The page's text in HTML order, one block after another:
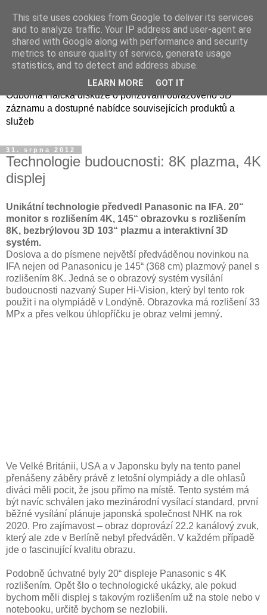
3D foto a video
Odborná i laická diskuze o pořizování obrazového 3D
záznamu a dostupné nabídce souvisejících produktů a
služeb
31. srpna 2012
Technologie budoucnosti: 8K plazma, 4K
displej
Unikátní technologie předvedl Panasonic na IFA. 20“
monitor s rozlišením 4K, 145“ obrazovku s rozlišením
8K, bezbrýlovou 3D 103“ plazmu a interaktivní 3D
systém.
Doslova a do písmene největší předváděnou novinkou na
IFA nejen od Panasonicu je 145“ (368 cm) plazmový panel s
rozlišením 8K. Jedná se o obrazový systém vysílání
budoucnosti nazvaný Super Hi-Vision, který byl tento rok
použit i na olympiádě v Londýně. Obrazovka má rozlišení 33
MPx a přes velkou úhlopříčku je obraz velmi jemný.
Ve Velké Británii, USA a v Japonsku byly na tento panel
přenášeny záběry právě z letošní olympiády a dle ohlasů
diváci měli pocit, že jsou přímo na místě. Tento systém má
být navíc schválen jako mezinárodní vysílací standard, první
běžné vysílání plánuje japonská společnost NHK na rok
2020. Pro zajímavost – obraz doprovází 22.2 kanálový zvuk,
který ale zde v Berlíně nebyl předváděn. V každém případě
jde o fascinující kvalitu obrazu.
Podobně úchvatné byly 20“ displeje Panasonic s 4K
rozlišením. Opět šlo o technologické ukázky, ale pokud
bychom měli displej s takovým rozlišením už na stole nebo v
notebooku, určitě bychom se nezlobili.
This site uses cookies from Google to deliver its services
and to analyze traffic. Your IP address and user-agent are
shared with Google along with performance and security
metrics to ensure quality of service, generate usage
statistics, and to detect and address abuse.
LEARN MORE GOT IT